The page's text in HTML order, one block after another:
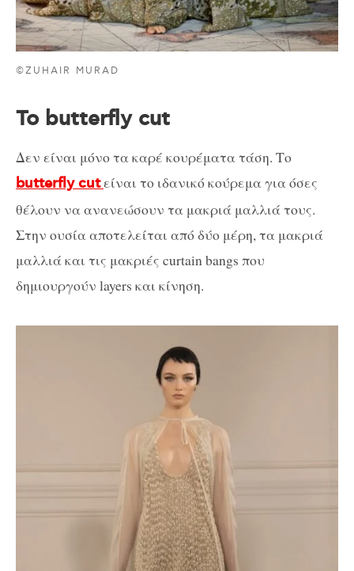
©ZUHAIR MURAD
Το butterfly cut
Δεν είναι μόνο τα καρέ κουρέματα τάση. Το
butterfly cutείναι το ιδανικό κούρεμα για όσες
θέλουν να ανανεώσουν τα μακριά μαλλιά τους.
Στην ουσία αποτελείται από δύο μέρη, τα μακριά
μαλλιά και τις μακριές curtain bangs που
δημιουργούν layers και κίνηση.